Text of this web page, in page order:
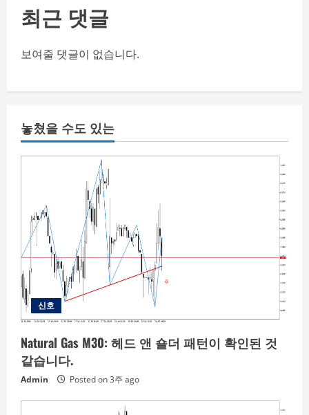
최근 댓글
보여줄 댓글이 없습니다.
놓쳤을 수도 있는
신호
Natural Gas M30: 헤드 앤 숄더 패턴이 확인된 것
같습니다.
Admin Posted on 3주 ago